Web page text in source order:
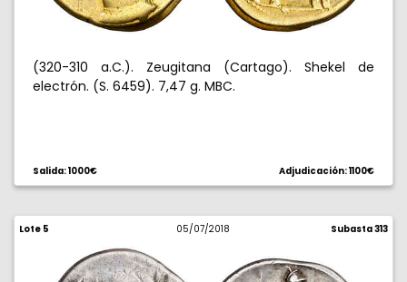
(320-310 a.C.). Zeugitana (Cartago). Shekel de
electrón. (S. 6459). 7,47 g. MBC.
Salida: 1000€ Adjudicación: 1100€
Lote 5 05/07/2018 Subasta 313